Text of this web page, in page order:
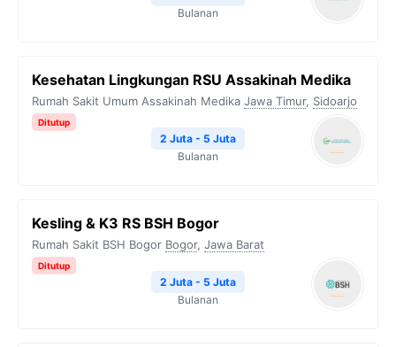
Bulanan
Kesehatan Lingkungan RSU Assakinah Medika
Rumah Sakit Umum Assakinah Medika Jawa Timur, Sidoarjo
Ditutup
2 Juta - 5 Juta
Bulanan
Kesling & K3 RS BSH Bogor
Rumah Sakit BSH Bogor Bogor, Jawa Barat
Ditutup
2 Juta - 5 Juta
Bulanan